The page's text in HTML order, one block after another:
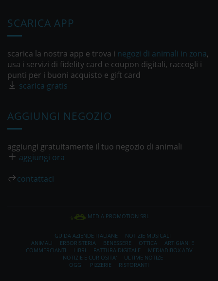
SCARICA APP
scarica la nostra app e trova i negozi di animali in zona,
usa i servizi di fidelity card e coupon digitali, raccogli i
punti per i buoni acquisto e gift card
scarica gratis
AGGIUNGI NEGOZIO
aggiungi gratuitamente il tuo negozio di animali
aggiungi ora
contattaci
MEDIA PROMOTION SRL
GUIDA AZIENDE ITALIANE
NOTIZIE MUSICALI
ANIMALI
ERBORISTERIA BENESSERE OTTICA
ARTIGIANI E
COMMERCIANTI
LIBRI FATTURA DIGITALE
MEDIADIBOX ADV
NOTIZIE E CURIOSITA'
ULTIME NOTIZE
OGGI
PIZZERIE RISTORANTI